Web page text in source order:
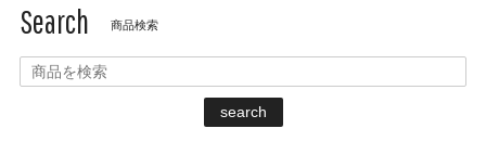
Search 商品検索
search